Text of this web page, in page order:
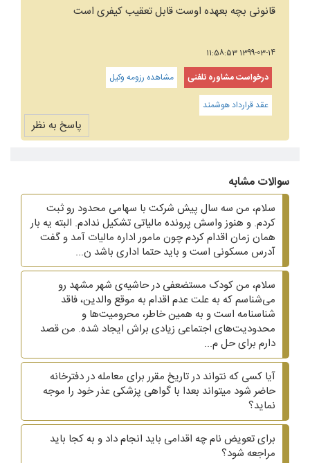
قانونی بچه بعهده اوست قابل تعقیب کیفری است
1399-03-14 11:58:53
درخواست مشاوره تلفنی
مشاهده رزومه وکیل
عقد قرارداد هوشمند
پاسخ به نظر
سوالات مشابه
سلام، من سه سال پیش شرکت با سهامی محدود رو ثبت
کردم. و هنوز واسش پرونده مالیاتی تشکیل ندادم. البته یه بار
همان زمان اقدام کردم چون مامور اداره مالیات آمد و گفت
آدرس مسکونی است و باید حتما اداری باشد ن...
سلام، من کودک مستضعفی در حاشیه‌ی شهر مشهد رو
می‌شناسم که به علت عدم اقدام به موقع والدین، فاقد
شناسنامه است و به همین خاطر، محرومیت‌ها و
محدودیت‌های اجتماعی زیادی براش ایجاد شده. من قصد
دارم برای حل م...
آیا کسی که نتواند در تاریخ مقرر برای معامله در دفترخانه
حاضر شود میتواند بعدا با گواهی پزشکی عذر خود را موجه
نماید؟
برای تعویض نام چه اقدامی باید انجام داد و به کجا باید
مراجعه شود؟